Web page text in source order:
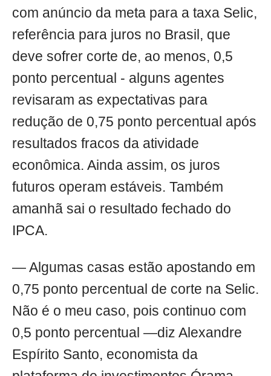
com anúncio da meta para a taxa Selic,
referência para juros no Brasil, que
deve sofrer corte de, ao menos, 0,5
ponto percentual - alguns agentes
revisaram as expectativas para
redução de 0,75 ponto percentual após
resultados fracos da atividade
econômica. Ainda assim, os juros
futuros operam estáveis. Também
amanhã sai o resultado fechado do
IPCA.
— Algumas casas estão apostando em
0,75 ponto percentual de corte na Selic.
Não é o meu caso, pois continuo com
0,5 ponto percentual —diz Alexandre
Espírito Santo, economista da